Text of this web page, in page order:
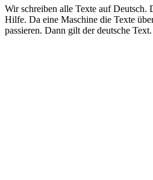
Wir schreiben alle Texte auf Deutsch.
Hilfe. Da eine Maschine die Texte
passieren. Dann gilt der deutsche Text.